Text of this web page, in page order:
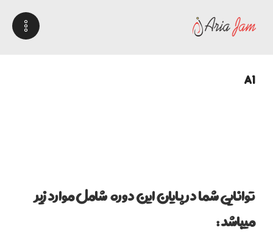
A1
توانایی شما در پایان این دوره شامل موارد زیر
میباشد :